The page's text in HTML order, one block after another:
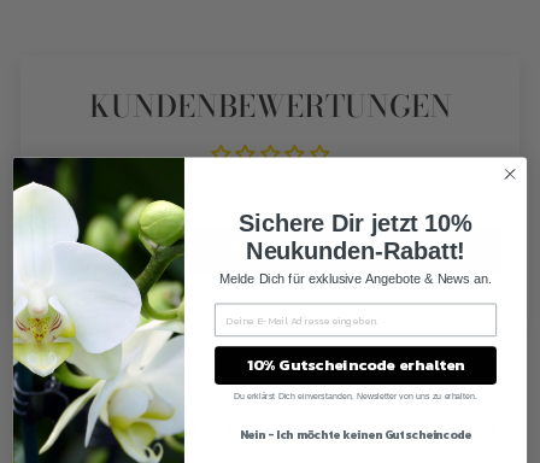
KUNDENBEWERTUNGEN
Bewertung schreiben
KÖNNTE DIR EBENFALLS GEFALLEN!
Sichere Dir jetzt 10%
Neukunden-Rabatt!
Melde Dich für exklusive Angebote & News an.
10% Gutscheincode erhalten
Du erklärst Dich einverstanden, Newsletter von uns zu erhalten.
Nein - Ich möchte keinen Gutscheincode